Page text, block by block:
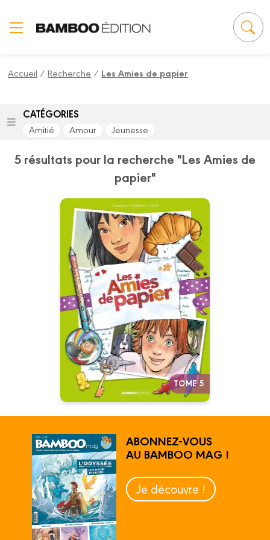
Accueil /Recherche / Les Amies de papier
CATÉGORIES
Amitié Amour Jeunesse
5 résultats pour la recherche "Les Amies de
papier"
TOME 5
Les Amies de
papier
Tome 05
Date de parution :
28/04/2021
Une belle relation épistolaire à
l’heure du portable et des
réseaux sociaux.
Autres tomes
ABONNEZ-VOUS
AU BAMBOO MAG !
Je découvre !